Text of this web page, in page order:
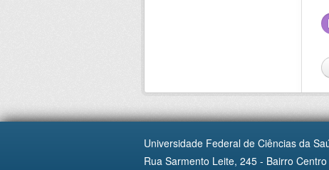
Universidade Federal de Ciências da
Rua Sarmento Leite, 245 - Bairro